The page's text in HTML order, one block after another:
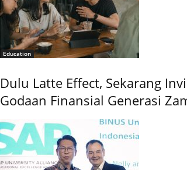
Education
Dulu Latte Effect, Sekarang
Godaan Finansial Generasi